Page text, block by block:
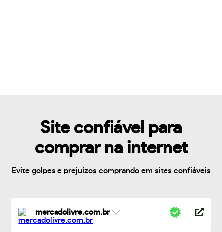
Site confiável para
comprar na internet
Evite golpes e prejuízos comprando em sites confiáveis
mercadolivre.com.br